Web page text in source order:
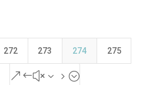
272 273 274 275
&#x35;